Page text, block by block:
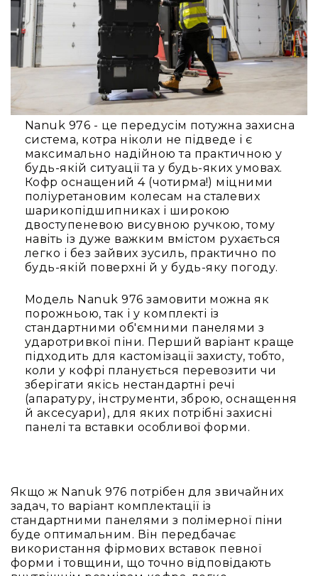
Для
військового
застосування
Для
медицини
Для
промисловості
Акції
Акційні
пропозиції
Разом
дешевше
Уцінка
Розпродаж
Nanuk 976 - це передусім потужна захисна
система, котра ніколи не підведе і є
максимально надійною та практичною у
будь-якій ситуації та у будь-яких умовах.
Кофр оснащений 4 (чотирма!) міцними
поліуретановим колесам на сталевих
шарикопідшипниках і широкою
двоступеневою висувною ручкою, тому
навіть із дуже важким вмістом рухається
легко і без зайвих зусиль, практично по
будь-якій поверхні й у будь-яку погоду.
Модель Nanuk 976 замовити можна як
порожньою, так і у комплекті із
стандартними об'ємними панелями з
ударотривкої піни. Перший варіант краще
підходить для кастомізації захисту, тобто,
коли у кофрі планується перевозити чи
зберігати якісь нестандартні речі
(апаратуру, інструменти, зброю, оснащення
й аксесуари), для яких потрібні захисні
панелі та вставки особливої форми.
Якщо ж Nanuk 976 потрібен для звичайних
задач, то варіант комплектації із
стандартними панелями з полімерної піни
буде оптимальним. Він передбачає
використання фірмових вставок певної
форми і товщини, що точно відповідають